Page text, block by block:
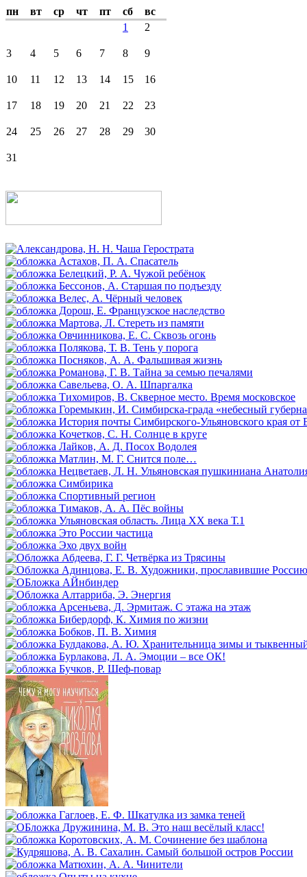
пн вт ср чт пт сб
вс
1
2
3 4 5 6 7 8 9
10 11 12 13 14 15 16
17 18 19 20 21 22 23
24 25 26 27 28 29 30
31